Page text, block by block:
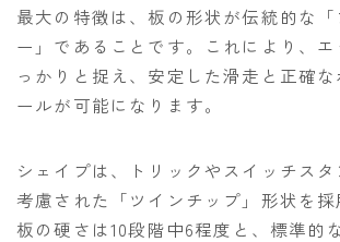
最大の特徴は、板の形状が伝統的な「
ー」であることです。これにより、
っかりと捉え、安定した滑走と正確
ールが可能になります。
シェイプは、トリックやスイッチス
考慮された「ツインチップ」形状を採
板の硬さは10段階中6程度と、標準的